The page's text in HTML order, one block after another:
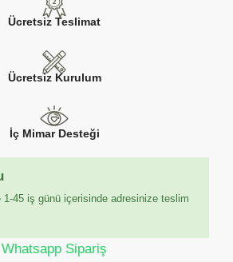
Ücretsiz Teslimat
Ücretsiz Kurulum
İç Mimar Desteği
1-45 iş günü içerisinde adresinize teslim
Whatsapp Sipariş